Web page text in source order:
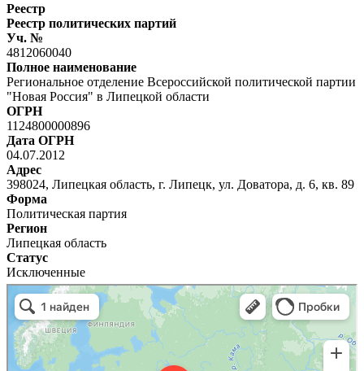
Реестр
Реестр политических партий
Уч. №
4812060040
Полное наименование
Региональное отделение Всероссийской политической партии
"Новая Россия" в Липецкой области
ОГРН
1124800000896
Дата ОГРН
04.07.2012
Адрес
398024, Липецкая область, г. Липецк, ул. Доватора, д. 6, кв. 89
Форма
Политическая партия
Регион
Липецкая область
Статус
Исключенные